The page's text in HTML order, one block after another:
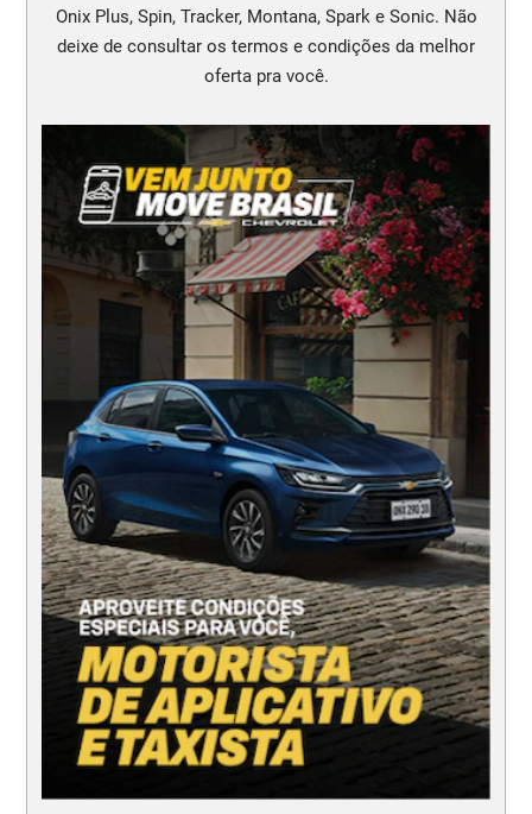
Onix Plus, Spin, Tracker, Montana, Spark e Sonic. Não
deixe de consultar os termos e condições da melhor
oferta pra você.